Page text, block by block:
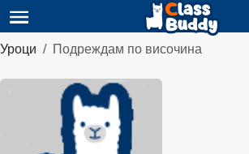
Уроци Подреждам по височина